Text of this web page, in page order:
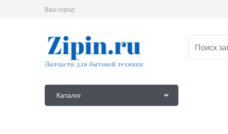
Ваш город:
Каталог